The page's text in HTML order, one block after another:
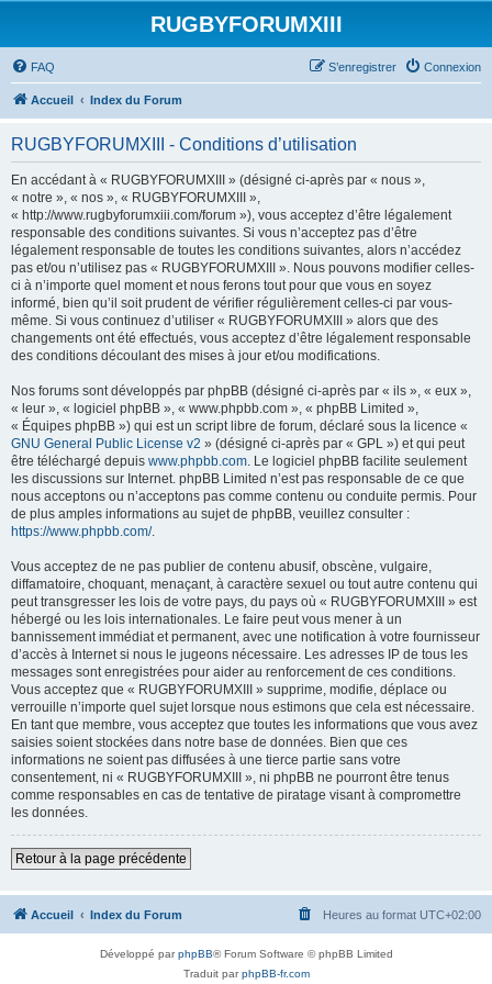
RUGBYFORUMXIII
FAQ Connexion
S’enregistrer
Accueil Index du Forum
RUGBYFORUMXIII - Conditions d’utilisation
En accédant à « RUGBYFORUMXIII » (désigné ci-après par « nous »,
« notre », « nos », « RUGBYFORUMXIII »,
« http://www.rugbyforumxiii.com/forum »), vous acceptez d’être légalement
responsable des conditions suivantes. Si vous n’acceptez pas d’être
légalement responsable de toutes les conditions suivantes, alors n’accédez
pas et/ou n’utilisez pas « RUGBYFORUMXIII ». Nous pouvons modifier celles-
ci à n’importe quel moment et nous ferons tout pour que vous en soyez
informé, bien qu’il soit prudent de vérifier régulièrement celles-ci par vous-
même. Si vous continuez d’utiliser « RUGBYFORUMXIII » alors que des
changements ont été effectués, vous acceptez d’être légalement responsable
des conditions découlant des mises à jour et/ou modifications.
Nos forums sont développés par phpBB (désigné ci-après par « ils », « eux »,
« leur », « logiciel phpBB », « www.phpbb.com », « phpBB Limited »,
« Équipes phpBB ») qui est un script libre de forum, déclaré sous la licence «
GNU General Public License v2 » (désigné ci-après par « GPL ») et qui peut
être téléchargé depuis www.phpbb.com. Le logiciel phpBB facilite seulement
les discussions sur Internet. phpBB Limited n’est pas responsable de ce que
nous acceptons ou n’acceptons pas comme contenu ou conduite permis. Pour
de plus amples informations au sujet de phpBB, veuillez consulter :
https://www.phpbb.com/.
Vous acceptez de ne pas publier de contenu abusif, obscène, vulgaire,
diffamatoire, choquant, menaçant, à caractère sexuel ou tout autre contenu qui
peut transgresser les lois de votre pays, du pays où « RUGBYFORUMXIII » est
hébergé ou les lois internationales. Le faire peut vous mener à un
bannissement immédiat et permanent, avec une notification à votre fournisseur
d’accès à Internet si nous le jugeons nécessaire. Les adresses IP de tous les
messages sont enregistrées pour aider au renforcement de ces conditions.
Vous acceptez que « RUGBYFORUMXIII » supprime, modifie, déplace ou
verrouille n’importe quel sujet lorsque nous estimons que cela est nécessaire.
En tant que membre, vous acceptez que toutes les informations que vous avez
saisies soient stockées dans notre base de données. Bien que ces
informations ne soient pas diffusées à une tierce partie sans votre
consentement, ni « RUGBYFORUMXIII », ni phpBB ne pourront être tenus
comme responsables en cas de tentative de piratage visant à compromettre
les données.
Retour à la page précédente
Accueil Index du Forum Heures au format UTC+02:00
Développé parphpBB® Forum Software © phpBB Limited
Traduit parphpBB-fr.com